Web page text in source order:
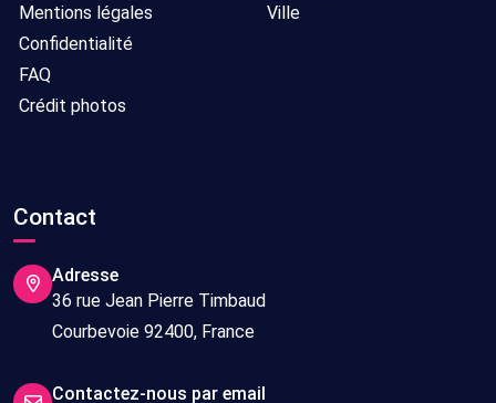
Mentions légales
Confidentialité
FAQ
Crédit photos
Ville
Contact
Adresse
36 rue Jean Pierre Timbaud
Courbevoie 92400, France
Contactez-nous par email